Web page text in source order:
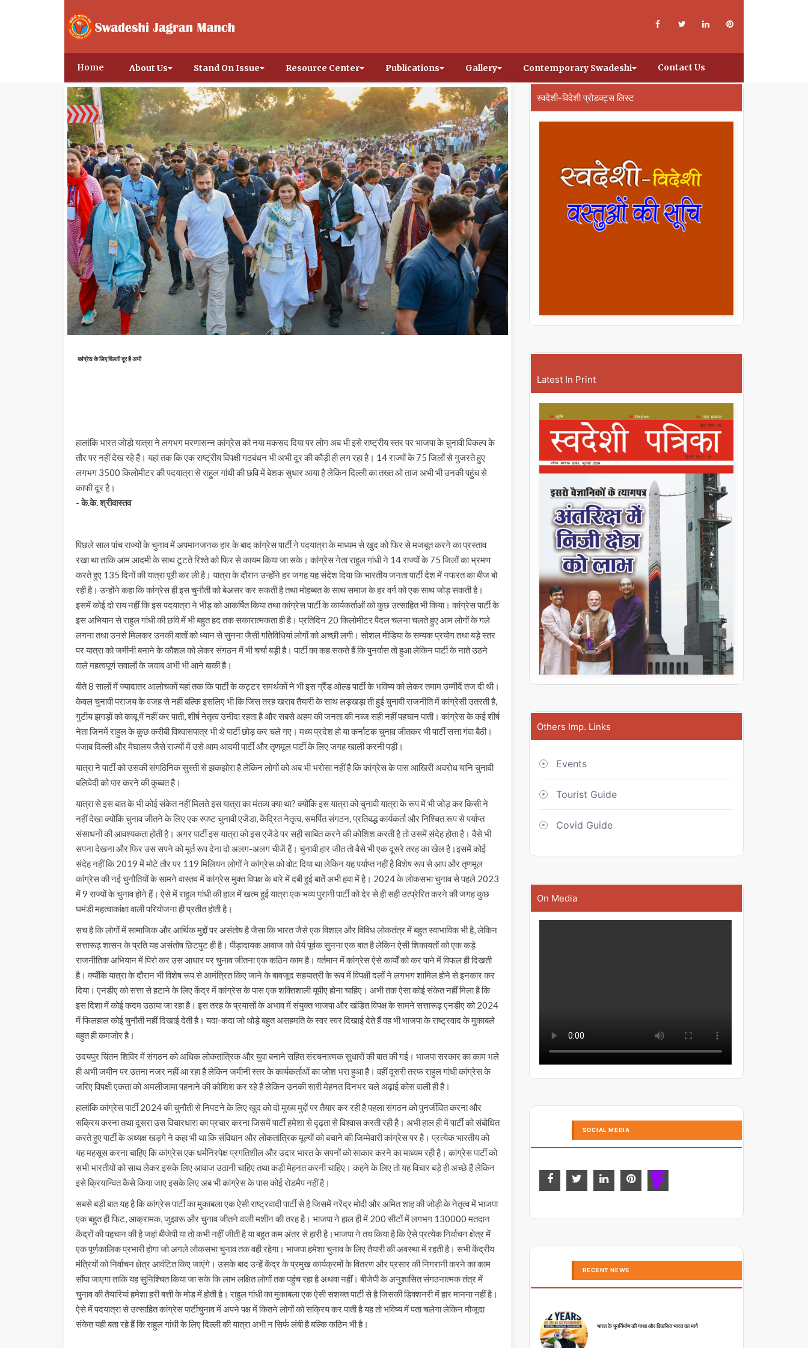
Home About Us Stand On Issue Resource Center Publications Gallery Contemporary Swadeshi Contact Us
कांग्रेस के लिए दिल्ली दूर है अभी
हालांकि भारत जोड़ो यात्रा ने लगभग मरणासन्न कांग्रेस को नया मकसद दिया पर लोग अब भी इसे राष्ट्रीय स्तर पर भाजपा के चुनावी विकल्प के
तौर पर नहीं देख रहे हैं। यहां तक कि एक राष्ट्रीय विपक्षी गठबंधन भी अभी दूर की कौड़ी ही लग रहा है। 14 राज्यों के 75 जिलों से गुजरते हुए
लगभग 3500 किलोमीटर की पदयात्रा से राहुल गांधी की छवि में बेशक सुधार आया है लेकिन दिल्ली का तख्त ओ ताज अभी भी उनकी पहुंच से
काफी दूर है।
- के.के. श्रीवास्तव
पिछले साल पांच राज्यों के चुनाव में अपमानजनक हार के बाद कांग्रेस पार्टी ने पदयात्रा के माध्यम से खुद को फिर से मजबूत करने का प्रस्ताव
रखा था ताकि आम आदमी के साथ टूटते रिश्ते को फिर से कायम किया जा सके। कांग्रेस नेता राहुल गांधी ने 14 राज्यों के 75 जिलों का भ्रमण
करते हुए 135 दिनों की यात्रा पूरी कर ली है। यात्रा के दौरान उन्होंने हर जगह यह संदेश दिया कि भारतीय जनता पार्टी देश में नफरत का बीज बो
रही है। उन्होंने कहा कि कांग्रेस ही इस चुनौती को बेअसर कर सकती है तथा मोहब्बत के साथ समाज के हर वर्ग को एक साथ जोड़ सकती है।
इसमें कोई दो राय नहीं कि इस पदयात्रा ने भीड़ को आकर्षित किया तथा कांग्रेस पार्टी के कार्यकर्ताओं को कुछ उत्साहित भी किया। कांग्रेस पार्टी के
इस अभियान से राहुल गांधी की छवि में भी बहुत हद तक सकारात्मकता ही है। प्रतिदिन 20 किलोमीटर पैदल चलना चलते हुए आम लोगों के गले
लगना तथा उनसे मिलकर उनकी बातों को ध्यान से सुनना जैसी गतिविधियां लोगों को अच्छी लगी। सोशल मीडिया के सम्यक प्रयोग तथा बड़े स्तर
पर यात्रा को जमीनी बनाने के कौशल को लेकर संगठन में भी चर्चा बड़ी है। पार्टी का कह सकते हैं कि पुनर्वास तो हुआ लेकिन पार्टी के नाते उठने
वाले महत्वपूर्ण सवालों के जवाब अभी भी आने बाकी है।
बीते 8 सालों में ज्यादातर आलोचकों यहां तक कि पार्टी के कट्टर समर्थकों ने भी इस ग्रैंड ओल्ड पार्टी के भविष्य को लेकर तमाम उम्मीदें तज दी थी।
केवल चुनावी पराजय के वजह से नहीं बल्कि इसलिए भी कि जिस तरह खराब तैयारी के साथ लड़खड़ा ती हुई चुनावी राजनीति में कांग्रेसी उतरती है,
गुटीय झगड़ों को काबू में नहीं कर पाती, शीर्ष नेतृत्व उनीदा रहता है और सबसे अहम की जनता की नब्ज सही नहीं पहचान पाती। कांग्रेस के कई शीर्ष
नेता जिनमें राहुल के कुछ करीबी विश्वासपात्र भी थे पार्टी छोड़ कर चले गए। मध्य प्रदेश हो या कर्नाटक चुनाव जीतकर भी पार्टी सत्ता गंवा बैठी।
पंजाब दिल्ली और मेघालय जैसे राज्यों में उसे आम आदमी पार्टी और तृणमूल पार्टी के लिए जगह खाली करनी पड़ी।
यात्रा ने पार्टी को उसकी संगठिनिक सुस्ती से झकझोरा है लेकिन लोगों को अब भी भरोसा नहीं है कि कांग्रेस के पास आखिरी अवरोध यानि चुनावी
बलिवेदी को पार करने की कुब्बत है।
यात्रा से इस बात के भी कोई संकेत नहीं मिलते इस यात्रा का मंतव्य क्या था? क्योंकि इस यात्रा को चुनावी यात्रा के रूप में भी जोड़ कर किसी ने
नहीं देखा क्योंकि चुनाव जीतने के लिए एक स्पष्ट चुनावी एजेंडा, केंद्रित नेतृत्व, समर्पित संगठन, प्रतिबद्ध कार्यकर्ता और निश्चित रूप से पर्याप्त
संसाधनों की आवश्यकता होती है। अगर पार्टी इस यात्रा को इस एजेंडे पर सही साबित करने की कोशिश करती है तो उसमें संदेह होता है। वैसे भी
सपना देखना और फिर उस सपने को मूर्त रूप देना दो अलग-अलग चीजें हैं। चुनावी हार जीत तो वैसे भी एक दूसरे तरह का खेल है।इसमें कोई
संदेह नहीं कि 2019 में मोटे तौर पर 119 मिलियन लोगों ने कांग्रेस को वोट दिया था लेकिन यह पर्याप्त नहीं है विशेष रूप से आप और तृणमूल
कांग्रेस की नई चुनौतियों के सामने वास्तव में कांग्रेस मुक्त विपक्ष के बारे में दबी हुई बातें अभी हवा में है। 2024 के लोकसभा चुनाव से पहले 2023
में 9 राज्यों के चुनाव होने हैं। ऐसे में राहुल गांधी की हाल में खत्म हुई यात्रा एक भव्य पुरानी पार्टी को देर से ही सही उत्प्रेरित करने की जगह कुछ
घमंडी महत्वाकांक्षा वाली परियोजना ही प्रतीत होती है।
सच है कि लोगों में सामाजिक और आर्थिक मुद्दों पर असंतोष है जैसा कि भारत जैसे एक विशाल और विविध लोकतंत्र में बहुत स्वाभाविक भी है, लेकिन
सत्तारूढ़ शासन के प्रति यह असंतोष छिटपुट ही है। पीड़ादायक आवाज को धैर्य पूर्वक सुनना एक बात है लेकिन ऐसी शिकायतों को एक कड़े
राजनीतिक अभियान में पिरो कर उस आधार पर चुनाव जीतना एक कठिन काम है। वर्तमान में कांग्रेस ऐसे कार्यों को कर पाने में विफल ही दिखती
है। क्योंकि यात्रा के दौरान भी विशेष रूप से आमंत्रित किए जाने के बावजूद सहयात्री के रूप में विपक्षी दलों ने लगभग शामिल होने से इनकार कर
दिया। एनडीए को सत्ता से हटाने के लिए केंद्र में कांग्रेस के पास एक शक्तिशाली यूपीए होना चाहिए। अभी तक ऐसा कोई संकेत नहीं मिला है कि
इस दिशा में कोई कदम उठाया जा रहा है। इस तरह के प्रयासों के अभाव में संयुक्त भाजपा और खंडित विपक्ष के सामने सत्तारूढ़ एनडीए को 2024
में फिलहाल कोई चुनौती नहीं दिखाई देती है। यदा-कदा जो थोड़े बहुत असहमति के स्वर स्वर दिखाई देते हैं वह भी भाजपा के राष्ट्रवाद के मुकाबले
बहुत ही कमजोर है।
उदयपुर चिंतन शिविर में संगठन को अधिक लोकतांत्रिक और युवा बनाने सहित संरचनात्मक सुधारों की बात की गई। भाजपा सरकार का काम भले
ही अभी जमीन पर उतना नजर नहीं आ रहा है लेकिन जमीनी स्तर के कार्यकर्ताओं का जोश भरा हुआ है। वहीं दूसरी तरफ राहुल गांधी कांग्रेस के
जरिए विपक्षी एकता को अमलीजामा पहनाने की कोशिश कर रहे हैं लेकिन उनकी सारी मेहनत दिनभर चले अढ़ाई कोस वाली ही है।
हालांकि कांग्रेस पार्टी 2024 की चुनौती से निपटने के लिए खुद को दो मुख्य मुद्दों पर तैयार कर रही है पहला संगठन को पुनर्जीवित करना और
सक्रिय करना तथा दूसरा उस विचारधारा का प्रचार करना जिसमें पार्टी हमेशा से दृढ़ता से विश्वास करती रही है। अभी हाल ही में पार्टी को संबोधित
करते हुए पार्टी के अध्यक्ष खड़गे ने कहा भी था कि संविधान और लोकतांत्रिक मूल्यों को बचाने की जिम्मेवारी कांग्रेस पर है। प्रत्येक भारतीय को
यह महसूस करना चाहिए कि कांग्रेस एक धर्मनिरपेक्ष प्रगतिशील और उदार भारत के सपनों को साकार करने का माध्यम रही है। कांग्रेस पार्टी को
सभी भारतीयों को साथ लेकर इसके लिए आवाज उठानी चाहिए तथा कड़ी मेहनत करनी चाहिए। कहने के लिए तो यह विचार बड़े ही अच्छे हैं लेकिन
इसे क्रियान्वित कैसे किया जाए इसके लिए अब भी कांग्रेस के पास कोई रोडमैप नहीं है।
सबसे बड़ी बात यह है कि कांग्रेस पार्टी का मुकाबला एक ऐसी राष्ट्रवादी पार्टी से है जिसमें नरेंद्र मोदी और अमित शाह की जोड़ी के नेतृत्व में भाजपा
एक बहुत ही फिट, आक्रामक, जुझारू और चुनाव जीतने वाली मशीन की तरह है। भाजपा ने हाल ही में 200 सीटों में लगभग 130000 मतदान
केंद्रों की पहचान की है जहां बीजेपी या तो कभी नहीं जीती है या बहुत कम अंतर से हारी है।भाजपा ने तय किया है कि ऐसे प्रत्येक निर्वाचन क्षेत्र में
एक पूर्णकालिक प्रभारी होगा जो अगले लोकसभा चुनाव तक वही रहेगा। भाजपा हमेशा चुनाव के लिए तैयारी की अवस्था में रहती है। सभी केंद्रीय
मंत्रियों को निर्वाचन क्षेत्र आवंटित किए जाएंगे। उसके बाद उन्हें केंद्र के प्रमुख कार्यक्रमों के वितरण और प्रसार की निगरानी करने का काम
सौंपा जाएगा ताकि यह सुनिश्चित किया जा सके कि लाभ लक्षित लोगों तक पहुंच रहा है अथवा नहीं। बीजेपी के अनुशासित संगठनात्मक तंत्र में
चुनाव की तैयारियां हमेशा हरी बत्ती के मोड में होती है। राहुल गांधी का मुकाबला एक ऐसी सशक्त पार्टी से है जिसकी डिक्शनरी में हार मानना नहीं है।
ऐसे में पदयात्रा से उत्साहित कांग्रेस पार्टीचुनाव में अपने पक्ष में कितने लोगों को सक्रिय कर पाती है यह तो भविष्य में पता चलेगा लेकिन मौजूदा
संकेत यही बता रहे हैं कि राहुल गांधी के लिए दिल्ली की यात्रा अभी न सिर्फ लंबी है बल्कि कठिन भी है।
स्वदेशी-विदेशी प्रोडक्ट्स लिस्ट
Latest In Print
Others Imp. Links
Events
Tourist Guide
Covid Guide
On Media
SOCIAL MEDIA
RECENT NEWS
भारत के पुनर्निर्माण की गाथा और विकसित भारत का मार्ग